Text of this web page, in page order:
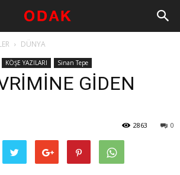
DÜNYA
KÖŞE YAZILARI Sinan Tepe
GİDEN
0
2863